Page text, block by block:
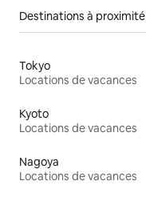
Destinations à proximité
Tokyo
Locations de vacances
Kyoto
Locations de vacances
Nagoya
Locations de vacances